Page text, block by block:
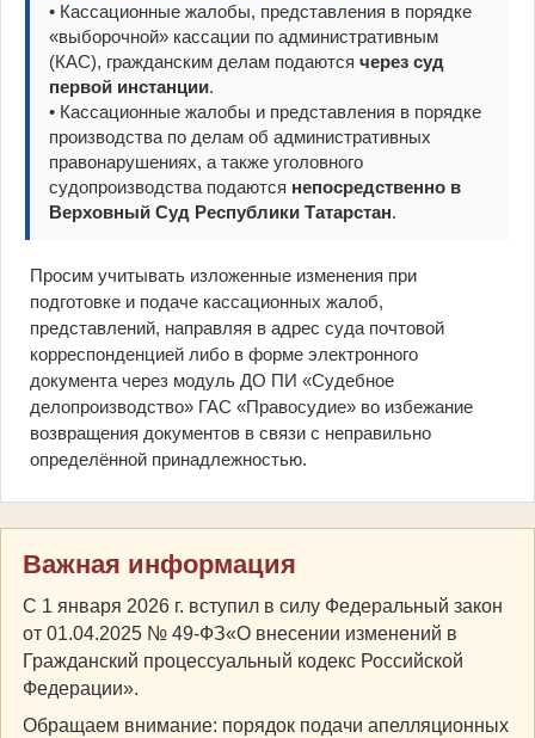
• Кассационные жалобы, представления в порядке
«выборочной» кассации по административным
(КАС), гражданским делам подаются через суд
первой инстанции.
• Кассационные жалобы и представления в порядке
производства по делам об административных
правонарушениях, а также уголовного
судопроизводства подаются непосредственно в
Верховный Суд Республики Татарстан.
Просим учитывать изложенные изменения при
подготовке и подаче кассационных жалоб,
представлений, направляя в адрес суда почтовой
корреспонденцией либо в форме электронного
документа через модуль ДО ПИ «Судебное
делопроизводство» ГАС «Правосудие» во избежание
возвращения документов в связи с неправильно
определённой принадлежностью.
Важная информация
С 1 января 2026 г. вступил в силу Федеральный закон
от 01.04.2025 № 49-ФЗ«О внесении изменений в
Гражданский процессуальный кодекс Российской
Федерации».
Обращаем внимание: порядок подачи апелляционных